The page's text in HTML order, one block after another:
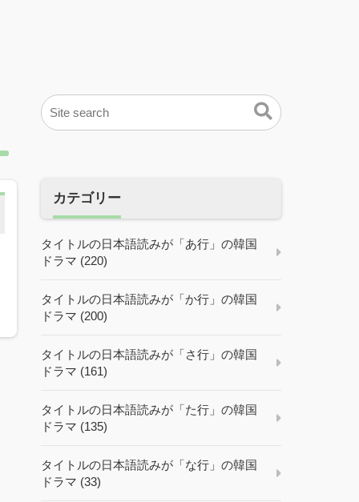
カテゴリー
タイトルの日本語読みが「あ行」の韓国
ドラマ (220)
タイトルの日本語読みが「か行」の韓国
ドラマ (200)
タイトルの日本語読みが「さ行」の韓国
ドラマ (161)
タイトルの日本語読みが「た行」の韓国
ドラマ (135)
タイトルの日本語読みが「な行」の韓国
ドラマ (33)